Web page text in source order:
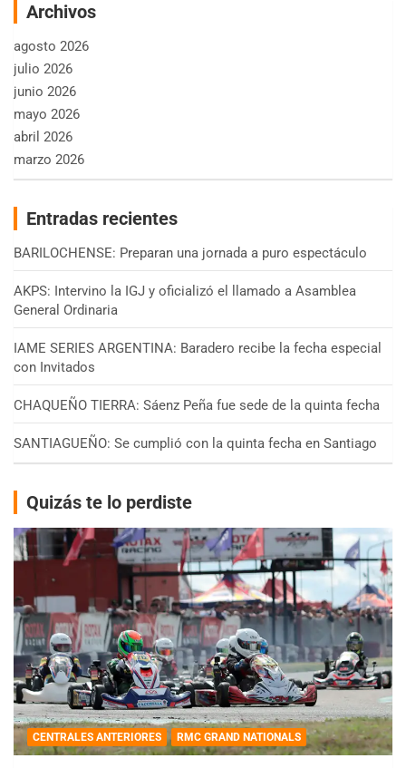
Archivos
agosto 2026
julio 2026
junio 2026
mayo 2026
abril 2026
marzo 2026
Entradas recientes
BARILOCHENSE: Preparan una jornada a puro espectáculo
AKPS: Intervino la IGJ y oficializó el llamado a Asamblea
General Ordinaria
IAME SERIES ARGENTINA: Baradero recibe la fecha especial
con Invitados
CHAQUEÑO TIERRA: Sáenz Peña fue sede de la quinta fecha
SANTIAGUEÑO: Se cumplió con la quinta fecha en Santiago
Quizás te lo perdiste
CENTRALES ANTERIORES RMC GRAND NATIONALS